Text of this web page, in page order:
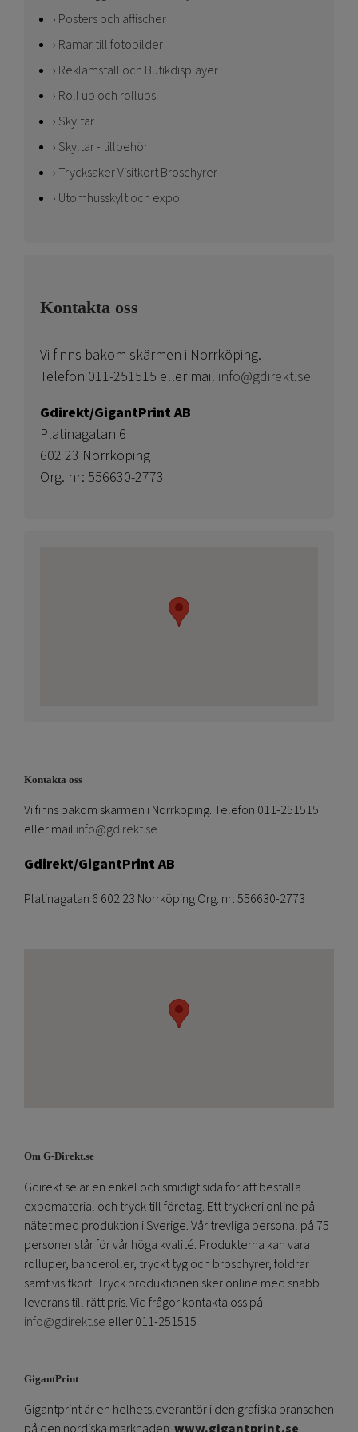
Posters och affischer
Ramar till fotobilder
Reklamställ och Butikdisplayer
Roll up och rollups
Skyltar
Skyltar - tillbehör
Trycksaker Visitkort Broschyrer
Utomhusskylt och expo
Kontakta oss
Vi finns bakom skärmen i Norrköping.
Telefon 011-251515 eller mail info@gdirekt.se
Gdirekt/GigantPrint AB
Platinagatan 6
602 23 Norrköping
Org. nr: 556630-2773
Kontakta oss
Vi finns bakom skärmen i Norrköping. Telefon 011-251515
eller mail info@gdirekt.se
Gdirekt/GigantPrint AB
Platinagatan 6 602 23 Norrköping Org. nr: 556630-2773
Om G-Direkt.se
Gdirekt.se är en enkel och smidigt sida för att beställa
expomaterial och tryck till företag. Ett tryckeri online på
nätet med produktion i Sverige. Vår trevliga personal på 75
personer står för vår höga kvalité. Produkterna kan vara
rolluper, banderoller, tryckt tyg och broschyrer, foldrar
samt visitkort. Tryck produktionen sker online med snabb
leverans till rätt pris. Vid frågor kontakta oss på
info@gdirekt.se eller 011-251515
GigantPrint
Gigantprint är en helhetsleverantör i den grafiska branschen